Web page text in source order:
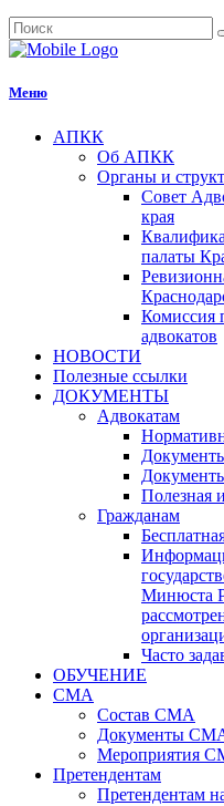
Меню
АПКК
Об АПКК
Органы и
Совет
края
палаты
Комиссия
адвокатов
НОВОСТИ
Полезные ссылки
ДОКУМЕНТЫ
Адвокатам
Полезная
Гражданам
Минюста
Часто
ОБУЧЕНИЕ
СМА
Состав СМА
Документы
Мероприятия
Претендентам
Претендентам